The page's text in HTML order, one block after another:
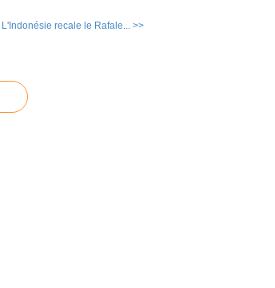
L'Indonésie recale le Rafale... >>